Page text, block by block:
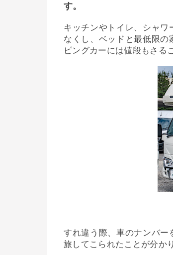
す。
キッチンやトイレ、シャ
なくし、ベッドと最低限
ピングカーには値段もさる
すれ違う際、車のナンバー
旅してこられたことが分か